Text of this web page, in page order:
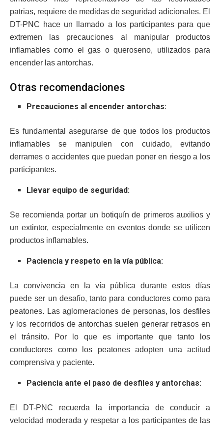
patrias, requiere de medidas de seguridad adicionales. El
DT-PNC hace un llamado a los participantes para que
extremen las precauciones al manipular productos
inflamables como el gas o queroseno, utilizados para
encender las antorchas.
Otras recomendaciones
Precauciones al encender antorchas:
Es fundamental asegurarse de que todos los productos
inflamables se manipulen con cuidado, evitando
derrames o accidentes que puedan poner en riesgo a los
participantes.
Llevar equipo de seguridad:
Se recomienda portar un botiquín de primeros auxilios y
un extintor, especialmente en eventos donde se utilicen
productos inflamables.
Paciencia y respeto en la vía pública:
La convivencia en la vía pública durante estos días
puede ser un desafío, tanto para conductores como para
peatones. Las aglomeraciones de personas, los desfiles
y los recorridos de antorchas suelen generar retrasos en
el tránsito. Por lo que es importante que tanto los
conductores como los peatones adopten una actitud
comprensiva y paciente.
Paciencia ante el paso de desfiles y antorchas:
El DT-PNC recuerda la importancia de conducir a
velocidad moderada y respetar a los participantes de las